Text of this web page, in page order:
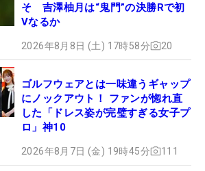
そ 吉澤柚月は“鬼門”の決勝Rで初
Vなるか
2026年8月8日 (土) 17時58分 20
ゴルフウェアとは一味違うギャップ
にノックアウト！ ファンが惚れ直
した「ドレス姿が完璧すぎる女子プ
ロ」神10
2026年8月7日 (金) 19時45分 111